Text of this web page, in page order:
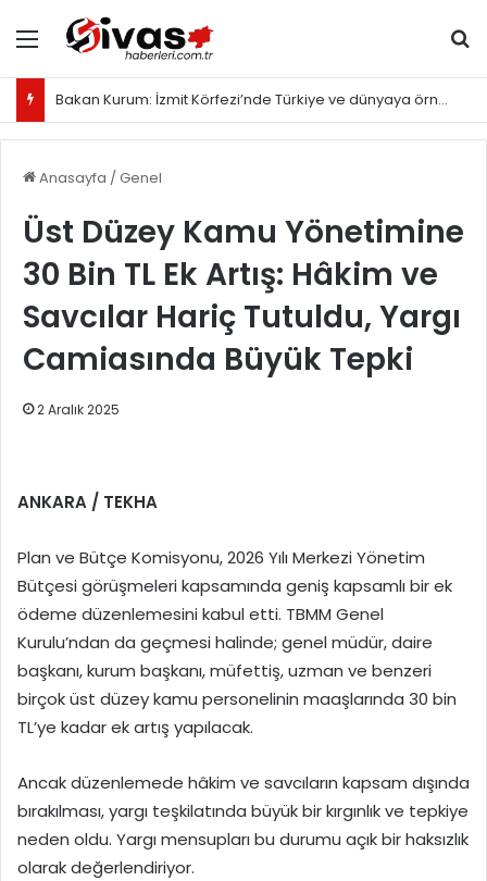
Menü
Bakan Kurum: İzmit Körfezi’nde Türkiye ve dünyaya örnek olacak proje yürütüyoruz
Anasayfa / Genel
Üst Düzey Kamu Yönetimine
30 Bin TL Ek Artış: Hâkim ve
Savcılar Hariç Tutuldu, Yargı
Camiasında Büyük Tepki
2 Aralık 2025
ANKARA / TEKHA
Plan ve Bütçe Komisyonu, 2026 Yılı Merkezi Yönetim
Bütçesi görüşmeleri kapsamında geniş kapsamlı bir ek
ödeme düzenlemesini kabul etti. TBMM Genel
Kurulu’ndan da geçmesi halinde; genel müdür, daire
başkanı, kurum başkanı, müfettiş, uzman ve benzeri
birçok üst düzey kamu personelinin maaşlarında 30 bin
TL’ye kadar ek artış yapılacak.
Ancak düzenlemede hâkim ve savcıların kapsam dışında
bırakılması, yargı teşkilatında büyük bir kırgınlık ve tepkiye
neden oldu. Yargı mensupları bu durumu açık bir haksızlık
olarak değerlendiriyor.